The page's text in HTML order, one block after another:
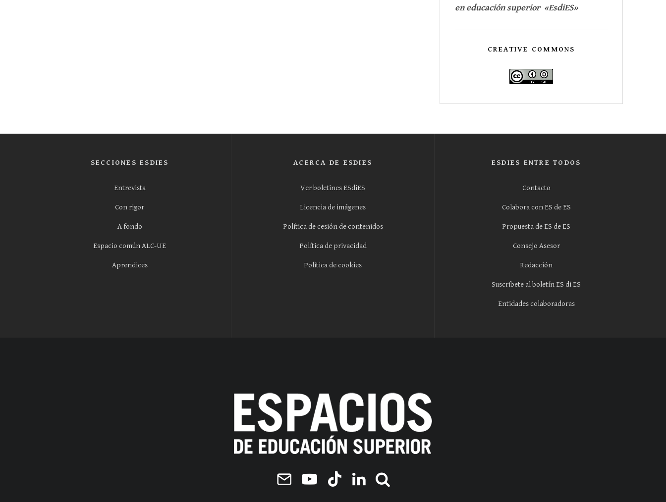
en educación superior «EsdiES»
CREATIVE COMMONS
SECCIONES ESDIES
Entrevista
Con rigor
A fondo
Espacio común ALC-UE
Aprendices
ACERCA DE ESDIES
Ver boletines ESdiES
Licencia de imágenes
Política de cesión de contenidos
Política de privacidad
Política de cookies
ESDIES ENTRE TODOS
Contacto
Colabora con ES de ES
Propuesta de ES de ES
Consejo Asesor
Redacción
Suscríbete al boletín ES di ES
Entidades colaboradoras